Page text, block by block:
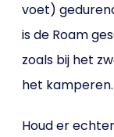
voet)
is de Roam
zoals bij het
het kamperen.
Houd er